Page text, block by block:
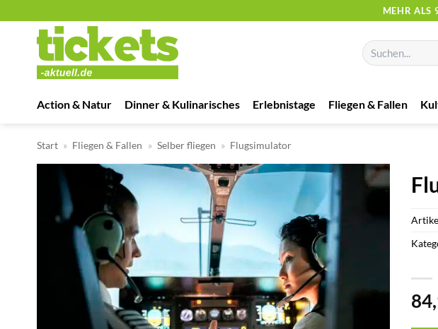
springen
MEHR ALS
Suchen
nach:
Action & Natur Dinner & Kulinarisches Erlebnistage Fliegen & Fallen
Start » Fliegen & Fallen » Selber fliegen » Flugsimulator